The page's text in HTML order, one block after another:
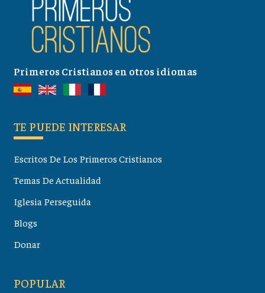
Primeros Cristianos en otros idiomas
TE PUEDE INTERESAR
Escritos De Los Primeros Cristianos
Temas De Actualidad
Iglesia Perseguida
Blogs
Donar
POPULAR